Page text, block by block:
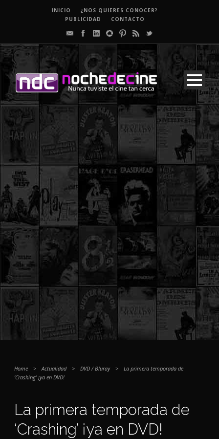
INICIO
¿NOS QUIERES CONOCER?
PUBLICIDAD
CONTACTO
Home > Actualidad > DVD / Bluray >
La primera temporada de
‘Crashing’ ¡ya en DVD!
La primera temporada de
‘Crashing’ ¡ya en DVD!